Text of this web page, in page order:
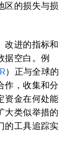
区的损失与损
改进的指标和
据空白。例
）正与全球的
作，收集和分
资金在何处能
大类似举措的
的工具追踪实